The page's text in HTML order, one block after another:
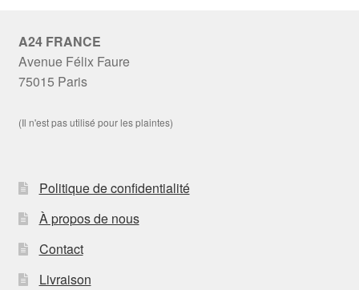
A24 FRANCE
Avenue Félix Faure
75015 Paris
(Il n'est pas utilisé pour les plaintes)
Politique de confidentialité
À propos de nous
Contact
Livraison